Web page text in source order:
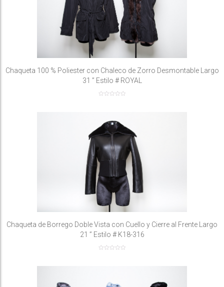
Chaqueta 100 % Poliester con Chaleco de Zorro Desmontable Largo
31 ” Estilo # ROYAL
Chaqueta de Borrego Doble Vista con Cuello y Cierre al Frente Largo
21 ” Estilo # K18-316